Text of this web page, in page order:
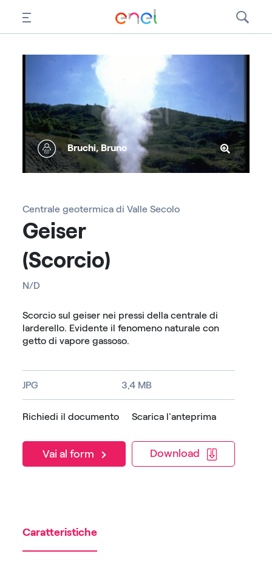
Bruchi, Bruno
Centrale geotermica di Valle Secolo
Geiser
(Scorcio)
N/D
Scorcio sul geiser nei pressi della centrale di
larderello. Evidente il fenomeno naturale con
getto di vapore gassoso.
JPG 3,4 MB
Richiedi il documento
Vai al form
Scarica l'anteprima
Download
Caratteristiche